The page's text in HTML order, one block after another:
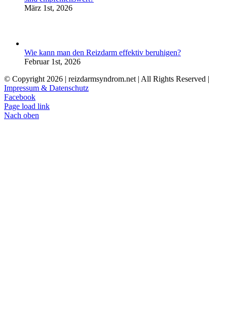
März 1st, 2026
Wie kann man den Reizdarm effektiv beruhigen?
Februar 1st, 2026
© Copyright 2026 | reizdarmsyndrom.net | All Rights Reserved |
Impressum & Datenschutz
Facebook
Page load link
Nach oben